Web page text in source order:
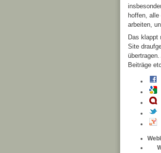
hoffen,
arbeiten,
Das klappt
Site
Beiträge